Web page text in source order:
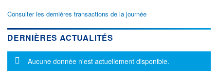
Consulter les dernières transactions de la journée
DERNIÈRES ACTUALITÉS
Message d'information
Aucune donnée n'est actuellement disponible.